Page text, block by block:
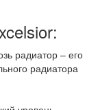
радиатор – его
радиатора